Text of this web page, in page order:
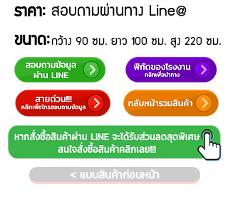
ราคา: สอบถามผ่านทาง Line@
ขนาด: กว้าง 90 ซม. ยาว 100 ซม. สูง 220 ซม.
< แบบสินค้าก่อนหน้า